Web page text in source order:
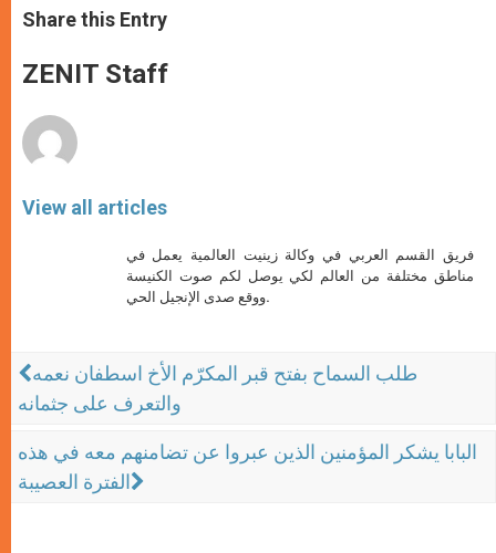
t
s
p
p
s
e
g
e
e
b
o
k
Share this Entry
ZENIT Staff
View all articles
فريق القسم العربي في وكالة زينيت العالمية يعمل في
مناطق مختلفة من العالم لكي يوصل لكم صوت الكنيسة
ووقع صدى الإنجيل الحي.
طلب السماح بفتح قبر المكرّم الأخ اسطفان نعمه
والتعرف على جثمانه
البابا يشكر المؤمنين الذين عبروا عن تضامنهم معه في هذه
الفترة العصيبة